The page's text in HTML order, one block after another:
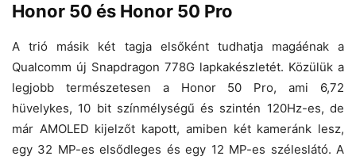
Honor 50 és Honor 50 Pro
A trió másik két tagja elsőként tudhatja magáénak a
Qualcomm új Snapdragon 778G lapkakészletét. Közülük a
legjobb természetesen a Honor 50 Pro, ami 6,72
hüvelykes, 10 bit színmélységű és szintén 120Hz-es, de
már AMOLED kijelzőt kapott, amiben két kameránk lesz,
egy 32 MP-es elsődleges és egy 12 MP-es széleslátó. A